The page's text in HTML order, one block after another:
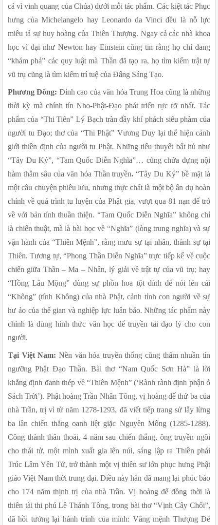
cả vì vinh quang của Chúa) dưới mỗi tác phẩm. Các kiệt tác Phục
hưng của Michelangelo hay Leonardo da Vinci đều là nỗ lực
miêu tả sự huy hoàng của Thiên Thượng. Ngay cả các nhà khoa
học vĩ đại như Newton hay Einstein cũng tin rằng họ chỉ đang
“khám phá” các quy luật mà Thần đã tạo ra, họ tìm kiếm trật tự
vũ trụ cũng là tìm kiếm trí tuệ của Đấng Sáng Tạo.
Phương Đông: Đỉnh cao của văn hóa Trung Hoa cũng là những
thời kỳ mà chính tín Nho-Phật-Đạo phát triển rực rỡ nhất. Tác
phẩm của “Thi Tiên” Lý Bạch tràn đầy khí phách siêu phàm của
người tu Đạo; thơ của “Thi Phật” Vương Duy lại thể hiện cảnh
giới thiền định của người tu Phật. Những tiểu thuyết bất hủ như
“Tây Du Ký”, “Tam Quốc Diễn Nghĩa”… cũng chứa đựng nội
hàm thâm sâu của văn hóa Thần truyền. “Tây Du Ký” bề mặt là
một câu chuyện phiêu lưu, nhưng thực chất là một bộ ẩn dụ hoàn
chỉnh về quá trình tu luyện của Phật gia, vượt qua 81 nạn để trở
về với bản tính thuần thiện. “Tam Quốc Diễn Nghĩa” không chỉ
là chiến thuật, mà là bài học về “Nghĩa” (lòng trung nghĩa) và sự
vận hành của “Thiên Mệnh”, rằng mưu sự tại nhân, thành sự tại
Thiên. Tương tự, “Phong Thần Diễn Nghĩa” trực tiếp kể về cuộc
chiến giữa Thần – Ma – Nhân, lý giải về trật tự của vũ trụ; hay
“Hồng Lâu Mộng” dùng sự phồn hoa tột đỉnh để nói lên cái
“Không” (tính Không) của nhà Phật, cảnh tỉnh con người về sự
hư ảo của thế gian và nghiệp lực luân báo. Những tác phẩm này
chính là dùng hình thức văn học để truyền tải đạo lý cho con
người.
Tại Việt Nam: Nền văn hóa truyền thống cũng thấm nhuần tín
ngưỡng Phật Đạo Thần. Bài thơ “Nam Quốc Sơn Hà” là lời
khẳng định đanh thép về “Thiên Mệnh” (‘Rành rành định phận ở
Sách Trời’). Phật hoàng Trần Nhân Tông, vị hoàng đế thứ ba của
nhà Trần, trị vì từ năm 1278-1293, đã viết tiếp trang sử lẫy lừng
ba lần chiến thắng oanh liệt giặc Nguyên Mông (1285-1288).
Công thành thân thoái, 4 năm sau chiến thắng, ông truyền ngôi
cho thái tử, một mình xuất gia lên núi, sáng lập ra Thiền phái
Trúc Lâm Yên Tử, trở thành một vị thiền sư lớn phục hưng Phật
giáo Việt Nam thời trung đại. Điều này hẳn đã mang lại phúc báo
cho 174 năm thịnh trị của nhà Trần. Vị hoàng đế đồng thời là
thiên tài thi phú Lê Thánh Tông, trong bài thơ “Vịnh Cây Chổi”,
đã hồi tưởng lại hành trình của mình: Vâng mệnh Thượng Đế